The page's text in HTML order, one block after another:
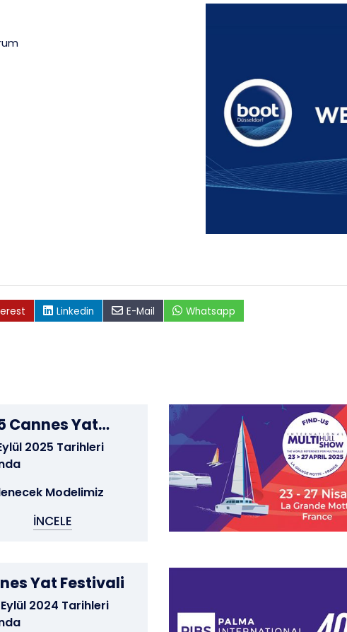
Linkedin E-Mail Whatsapp
Cannes Yat
2025 Tarihleri
Modelimiz
İNCELE
Yat Festivali
2024 Tarihleri